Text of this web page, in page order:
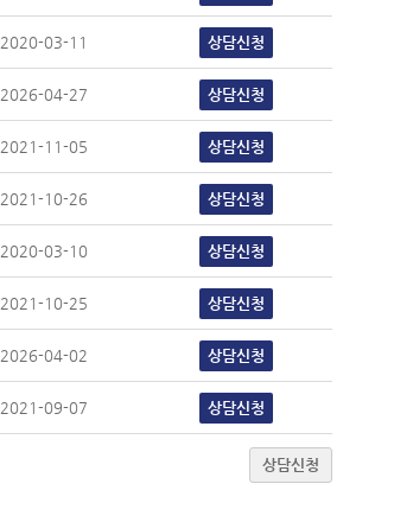
2020-03-11 상담신청
2026-04-27 상담신청
2021-11-05 상담신청
2021-10-26 상담신청
2020-03-10 상담신청
2021-10-25 상담신청
2026-04-02 상담신청
2021-09-07 상담신청
상담신청